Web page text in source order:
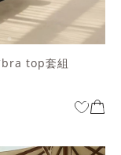
bra top套組